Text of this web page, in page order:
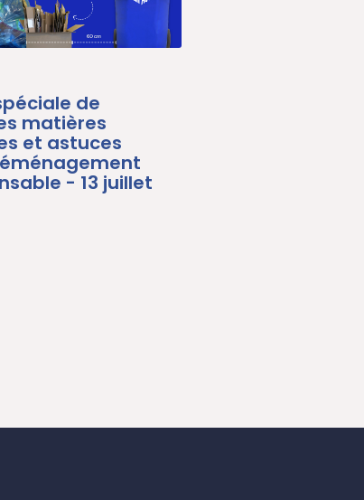
de
matières
et astuces
- 13 juillet